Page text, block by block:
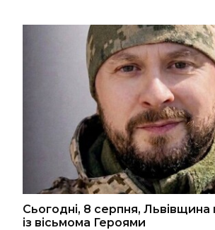
Сьогодні, 8 серпня,
із вісьмома Героями